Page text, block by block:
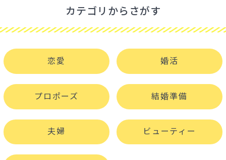
カテゴリからさがす
恋愛 婚活
プロポーズ 結婚準備
夫婦 ビューティー